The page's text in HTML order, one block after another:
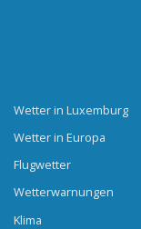
Wetter in Luxemburg
Wetter in Europa
Flugwetter
Wetterwarnungen
Klima